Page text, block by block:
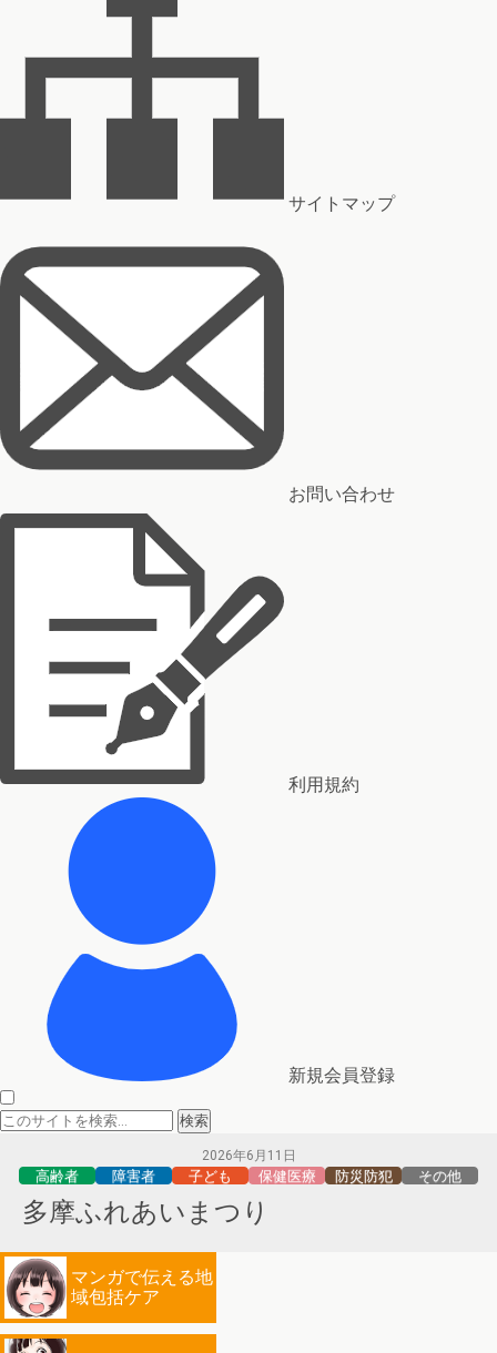
サイトマップ
お問い合わせ
利用規約
新規会員登録
2026年6月11日
高齢者 障害者 子ども 保健医療 防災防犯 その他
多摩ふれあいまつり
マンガで伝える地
域包括ケア